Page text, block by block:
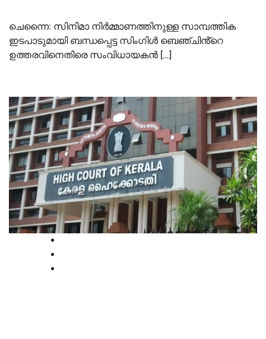
ചെന്നൈ: സിനിമാ നിർമ്മാണത്തിനുള്ള സാമ്പത്തിക
ഇടപാടുമായി ബന്ധപ്പെട്ട സിംഗിൾ ബെഞ്ചിൻ്റെ
ഉത്തരവിനെതിരെ സംവിധായകൻ […]